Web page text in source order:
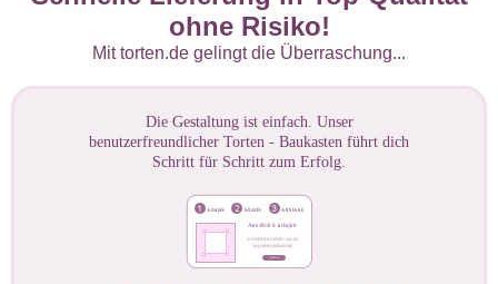
ohne Risiko!
Mit torten.de gelingt die Überraschung...
Die Gestaltung ist einfach. Unser
benutzerfreundlicher Torten - Baukasten führt dich
Schritt für Schritt zum Erfolg.